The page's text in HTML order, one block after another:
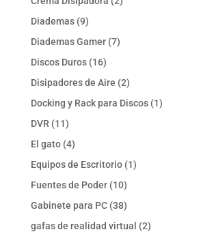
Diademas 99
productos
Diademas Gamer 77
Discos Duros 1616
productos
Disipadores de Aire 22
productos
Docking y Rack para Discos 11
DVR 1111
productos
El gato 44
productos
Equipos de Escritorio 11
Fuentes de Poder 1010
productos
Gabinete para PC 3838
productos
gafas de realidad virtual 22